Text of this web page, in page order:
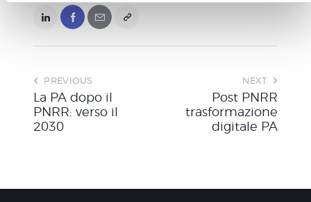
n
PREVIOUS
La PA dopo il
PNRR: verso il
2030
NEXT
Post PNRR
trasformazione
digitale PA